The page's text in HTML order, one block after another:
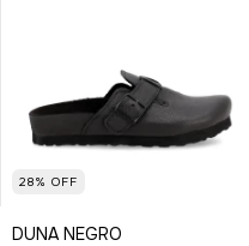
28% OFF
DUNA NEGRO